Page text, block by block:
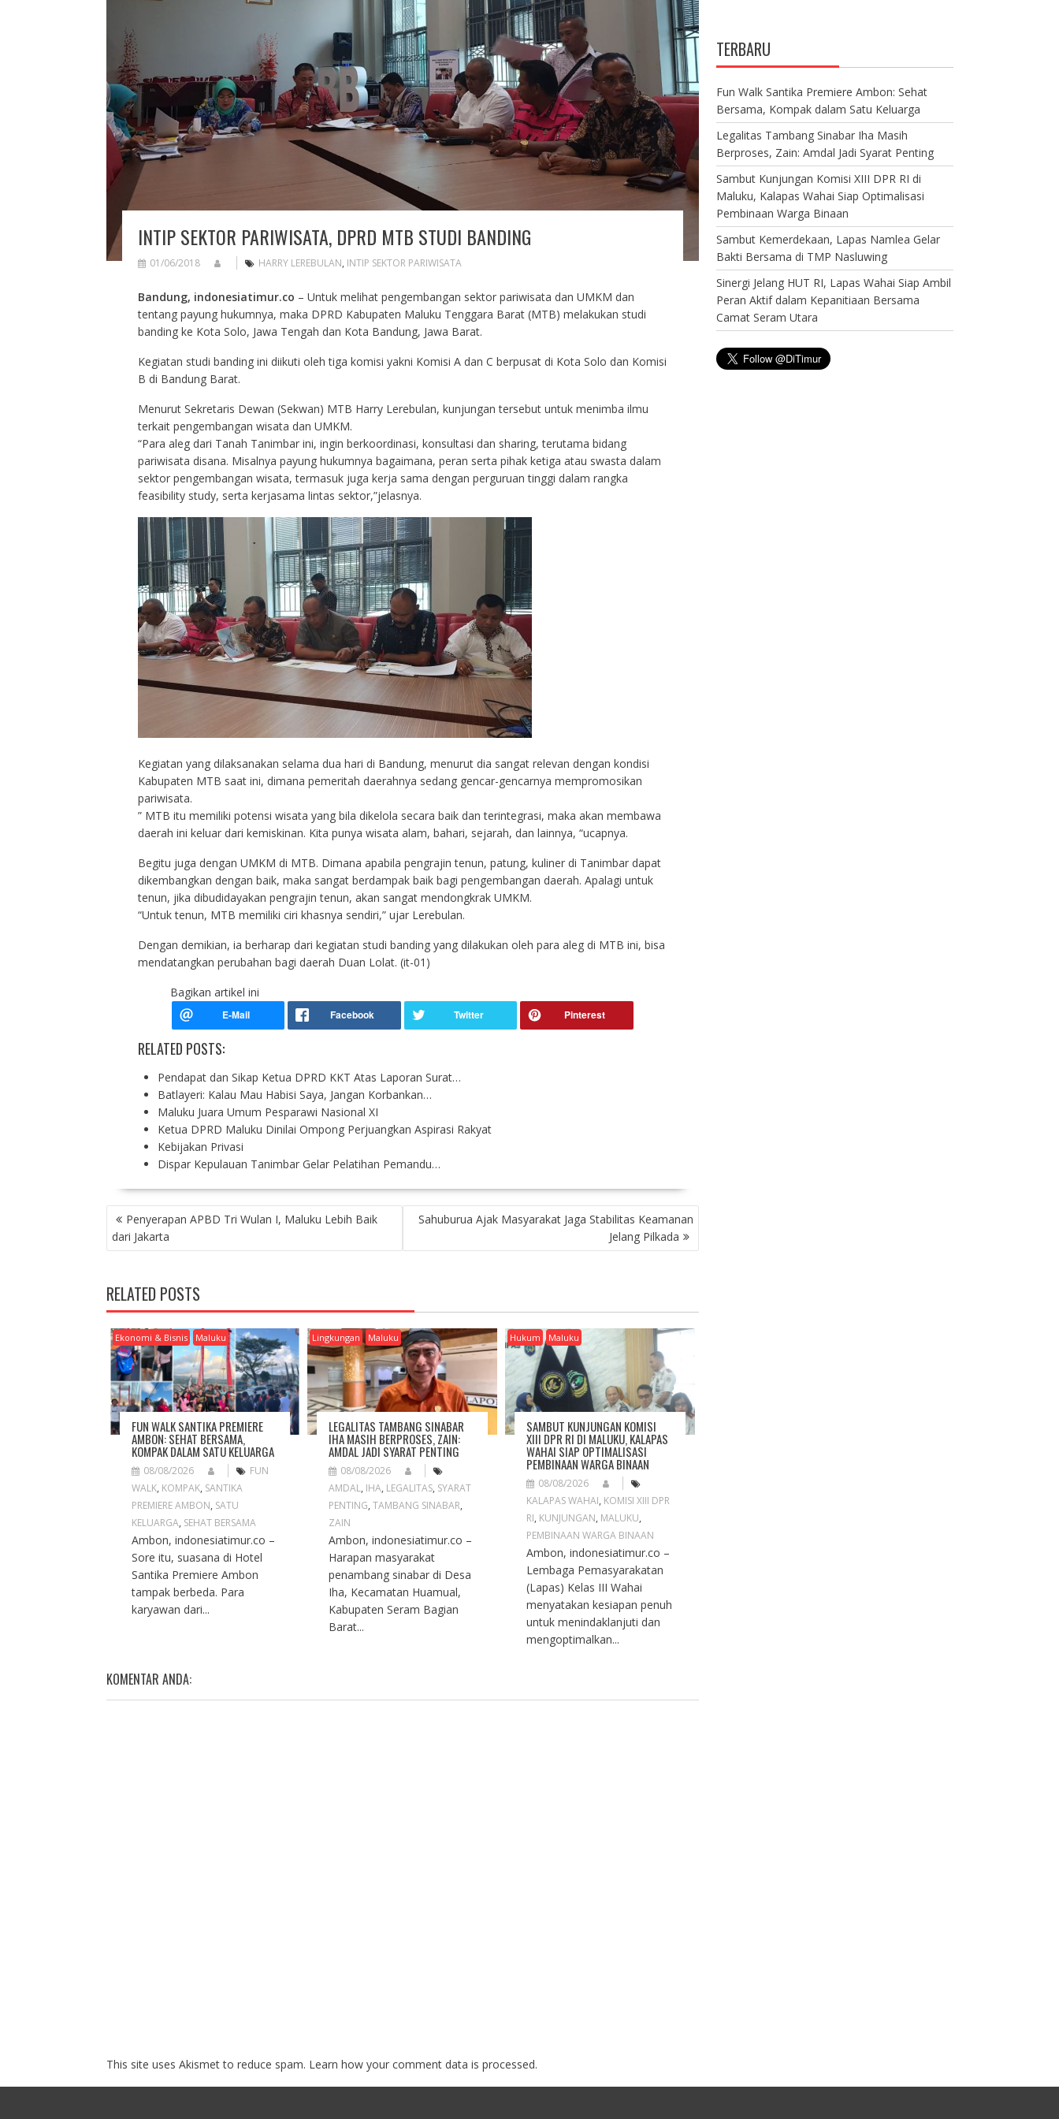
INTIP SEKTOR PARIWISATA, DPRD MTB STUDI BANDING
01/06/2018 HARRY LEREBULAN, INTIP SEKTOR PARIWISATA
Bandung, indonesiatimur.co – Untuk melihat pengembangan sektor pariwisata dan UMKM dan
tentang payung hukumnya, maka DPRD Kabupaten Maluku Tenggara Barat (MTB) melakukan studi
banding ke Kota Solo, Jawa Tengah dan Kota Bandung, Jawa Barat.
Kegiatan studi banding ini diikuti oleh tiga komisi yakni Komisi A dan C berpusat di Kota Solo dan Komisi
B di Bandung Barat.
Menurut Sekretaris Dewan (Sekwan) MTB Harry Lerebulan, kunjungan tersebut untuk menimba ilmu
terkait pengembangan wisata dan UMKM.
“Para aleg dari Tanah Tanimbar ini, ingin berkoordinasi, konsultasi dan sharing, terutama bidang
pariwisata disana. Misalnya payung hukumnya bagaimana, peran serta pihak ketiga atau swasta dalam
sektor pengembangan wisata, termasuk juga kerja sama dengan perguruan tinggi dalam rangka
feasibility study, serta kerjasama lintas sektor,”jelasnya.
Kegiatan yang dilaksanakan selama dua hari di Bandung, menurut dia sangat relevan dengan kondisi
Kabupaten MTB saat ini, dimana pemeritah daerahnya sedang gencar-gencarnya mempromosikan
pariwisata.
” MTB itu memiliki potensi wisata yang bila dikelola secara baik dan terintegrasi, maka akan membawa
daerah ini keluar dari kemiskinan. Kita punya wisata alam, bahari, sejarah, dan lainnya, “ucapnya.
Begitu juga dengan UMKM di MTB. Dimana apabila pengrajin tenun, patung, kuliner di Tanimbar dapat
dikembangkan dengan baik, maka sangat berdampak baik bagi pengembangan daerah. Apalagi untuk
tenun, jika dibudidayakan pengrajin tenun, akan sangat mendongkrak UMKM.
“Untuk tenun, MTB memiliki ciri khasnya sendiri,” ujar Lerebulan.
Dengan demikian, ia berharap dari kegiatan studi banding yang dilakukan oleh para aleg di MTB ini, bisa
mendatangkan perubahan bagi daerah Duan Lolat. (it-01)
Bagikan artikel ini
RELATED POSTS:
Pendapat dan Sikap Ketua DPRD KKT Atas Laporan Surat…
Batlayeri: Kalau Mau Habisi Saya, Jangan Korbankan…
Maluku Juara Umum Pesparawi Nasional XI
Ketua DPRD Maluku Dinilai Ompong Perjuangkan Aspirasi Rakyat
Kebijakan Privasi
Dispar Kepulauan Tanimbar Gelar Pelatihan Pemandu…
P
O
S
N
A
V
G
A
T
O
N
Penyerapan APBD Tri Wulan I, Maluku Lebih Baik
dari Jakarta
Sahuburua Ajak Masyarakat Jaga Stabilitas Keamanan
Jelang Pilkada
RELATED POSTS
Ekonomi & Bisnis Maluku
FUN WALK SANTIKA PREMIERE
AMBON: SEHAT BERSAMA,
KOMPAK DALAM SATU KELUARGA
08/08/2026
FUN
WALK, KOMPAK, SANTIKA
PREMIERE AMBON, SATU
KELUARGA, SEHAT BERSAMA
Ambon, indonesiatimur.co –
Sore itu, suasana di Hotel
Santika Premiere Ambon
tampak berbeda. Para
karyawan dari...
Lingkungan Maluku
LEGALITAS TAMBANG SINABAR
IHA MASIH BERPROSES, ZAIN:
AMDAL JADI SYARAT PENTING
08/08/2026
AMDAL, IHA, LEGALITAS, SYARAT
PENTING,TAMBANG SINABAR,
ZAIN
Ambon, indonesiatimur.co –
Harapan masyarakat
penambang sinabar di Desa
Iha, Kecamatan Huamual,
Kabupaten Seram Bagian
Barat...
Hukum Maluku
SAMBUT KUNJUNGAN KOMISI
XIII DPR RI DI MALUKU, KALAPAS
WAHAI SIAP OPTIMALISASI
PEMBINAAN WARGA BINAAN
08/08/2026
KALAPAS WAHAI, KOMISI XIII DPR
RI, KUNJUNGAN, MALUKU,
PEMBINAAN WARGA BINAAN
Ambon, indonesiatimur.co –
Lembaga Pemasyarakatan
(Lapas) Kelas III Wahai
menyatakan kesiapan penuh
untuk menindaklanjuti dan
mengoptimalkan...
KOMENTAR ANDA:
This site uses Akismet to reduce spam. Learn how your comment data is processed.
TERBARU
Fun Walk Santika Premiere Ambon: Sehat
Bersama, Kompak dalam Satu Keluarga
Legalitas Tambang Sinabar Iha Masih
Berproses, Zain: Amdal Jadi Syarat Penting
Sambut Kunjungan Komisi XIII DPR RI di
Maluku, Kalapas Wahai Siap Optimalisasi
Pembinaan Warga Binaan
Sambut Kemerdekaan, Lapas Namlea Gelar
Bakti Bersama di TMP Nasluwing
Sinergi Jelang HUT RI, Lapas Wahai Siap Ambil
Peran Aktif dalam Kepanitiaan Bersama
Camat Seram Utara